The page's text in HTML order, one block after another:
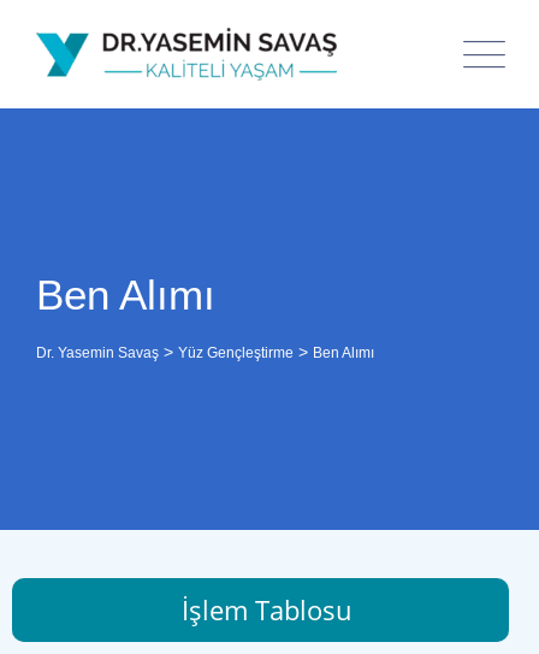
Ben Alımı
Dr. Yasemin Savaş > Yüz Gençleştirme > Ben Alımı
İşlem Tablosu